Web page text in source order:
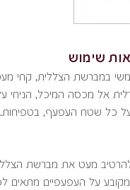
שימוש
במברשת הצללית, קחי
אל מכסה המיכל, הניחי
על כל שטח העפעף, בטפיחות.
מעט את מברשת הצללית
על העפעפיים מתאים